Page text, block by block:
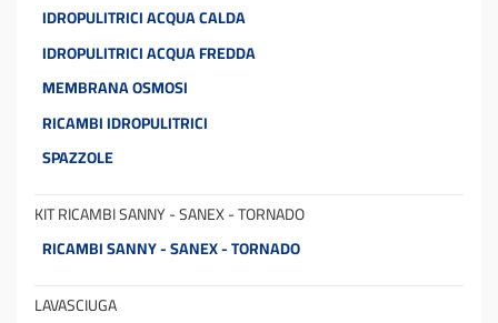
IDROPULITRICI ACQUA CALDA
IDROPULITRICI ACQUA FREDDA
MEMBRANA OSMOSI
RICAMBI IDROPULITRICI
SPAZZOLE
KIT RICAMBI SANNY - SANEX - TORNADO
RICAMBI SANNY - SANEX - TORNADO
LAVASCIUGA